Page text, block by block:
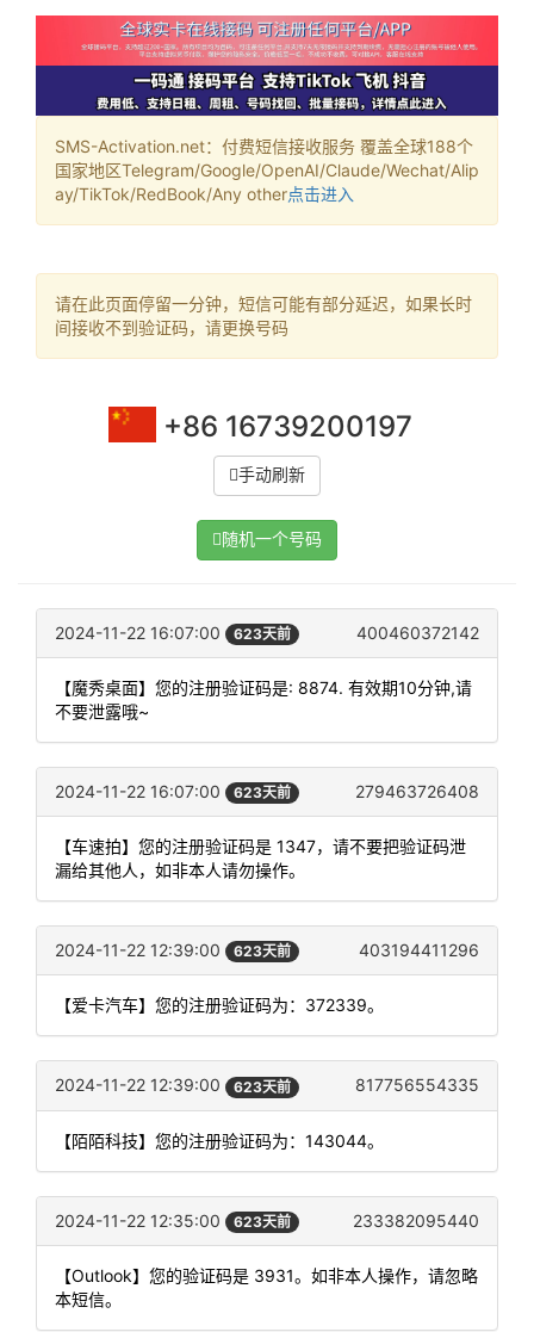
SMS-Activation.net：付费短信接收服务 覆盖全球188个
国家地区Telegram/Google/OpenAI/Claude/Wechat/Alip
ay/TikTok/RedBook/Any other点击进入
请在此页面停留一分钟，短信可能有部分延迟，如果长时
间接收不到验证码，请更换号码
+86 16739200197
手动刷新
随机一个号码
2024-11-22 16:07:00 623天前 400460372142
【魔秀桌面】您的注册验证码是: 8874. 有效期10分钟,请
不要泄露哦~
2024-11-22 16:07:00 623天前 279463726408
【车速拍】您的注册验证码是 1347，请不要把验证码泄
漏给其他人，如非本人请勿操作。
2024-11-22 12:39:00 623天前 403194411296
【爱卡汽车】您的注册验证码为：372339。
2024-11-22 12:39:00 623天前 817756554335
【陌陌科技】您的注册验证码为：143044。
2024-11-22 12:35:00 623天前 233382095440
【Outlook】您的验证码是 3931。如非本人操作，请忽略
本短信。